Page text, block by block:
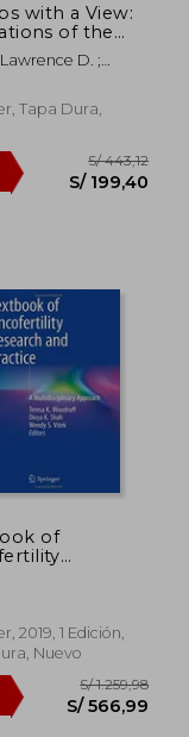
55%
dcto.
55%
S/
with a View:
of the
Uterus from
Century
D. ;
Tapa Dura,
of
(en Inglés)
2019, 1 Edición,
Nuevo